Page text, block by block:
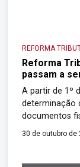
REFORMA
Reforma
passam a
A partir de 1º
determinação
documentos
novos
30 de outubro de